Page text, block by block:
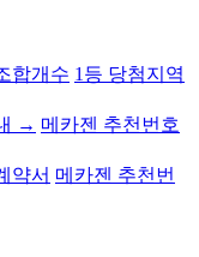
합개수 1등 당첨지역
→ 메카젠 추천번호
약서 메카젠 추천번